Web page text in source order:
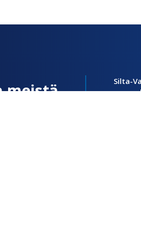
meistä
Silta-